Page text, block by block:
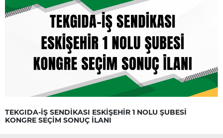
TEKGIDA-İŞ SENDİKASI ESKİŞEHİR 1 NOLU ŞUBESİ
KONGRE SEÇİM SONUÇ İLANI